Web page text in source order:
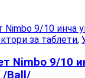
за таблети,
Nimbo 9/10
/Ball/